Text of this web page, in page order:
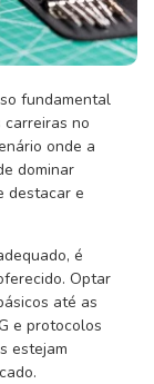
fundamental
no
onde a
dominar
destacar e
é
Optar
até as
e protocolos
estejam